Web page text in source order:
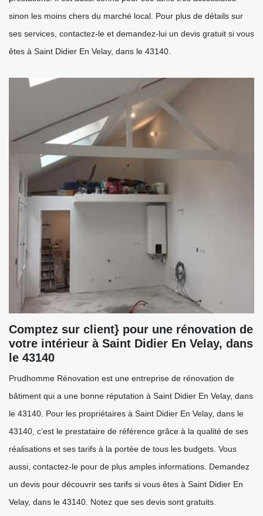
sinon les moins chers du marché local. Pour plus de détails sur
ses services, contactez-le et demandez-lui un devis gratuit si vous
êtes à Saint Didier En Velay, dans le 43140.
Comptez sur client} pour une rénovation de
votre intérieur à Saint Didier En Velay, dans
le 43140
Prudhomme Rénovation est une entreprise de rénovation de
bâtiment qui a une bonne réputation à Saint Didier En Velay, dans
le 43140. Pour les propriétaires à Saint Didier En Velay, dans le
43140, c’est le prestataire de référence grâce à la qualité de ses
réalisations et ses tarifs à la portée de tous les budgets. Vous
aussi, contactez-le pour de plus amples informations. Demandez
un devis pour découvrir ses tarifs si vous êtes à Saint Didier En
Velay, dans le 43140. Notez que ses devis sont gratuits.